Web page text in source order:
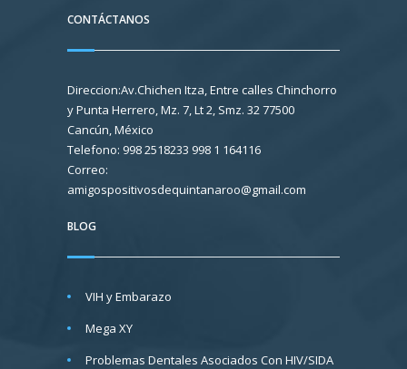
CONTÁCTANOS
Direccion:Av.Chichen Itza, Entre calles Chinchorro
y Punta Herrero, Mz. 7, Lt 2, Smz. 32 77500
Cancún, México
Telefono: 998 2518233 998 1 164116
Correo:
amigospositivosdequintanaroo@gmail.com
BLOG
VIH y Embarazo
Mega XY
Problemas Dentales Asociados Con HIV/SIDA